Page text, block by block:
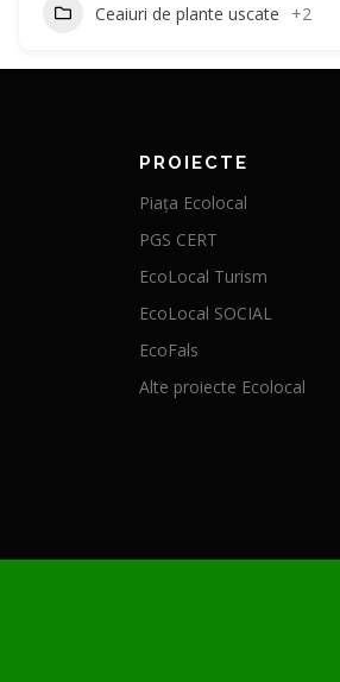
Ceaiuri de plante uscate +2
PROIECTE
Piața Ecolocal
PGS CERT
EcoLocal Turism
EcoLocal SOCIAL
EcoFals
Alte proiecte Ecolocal